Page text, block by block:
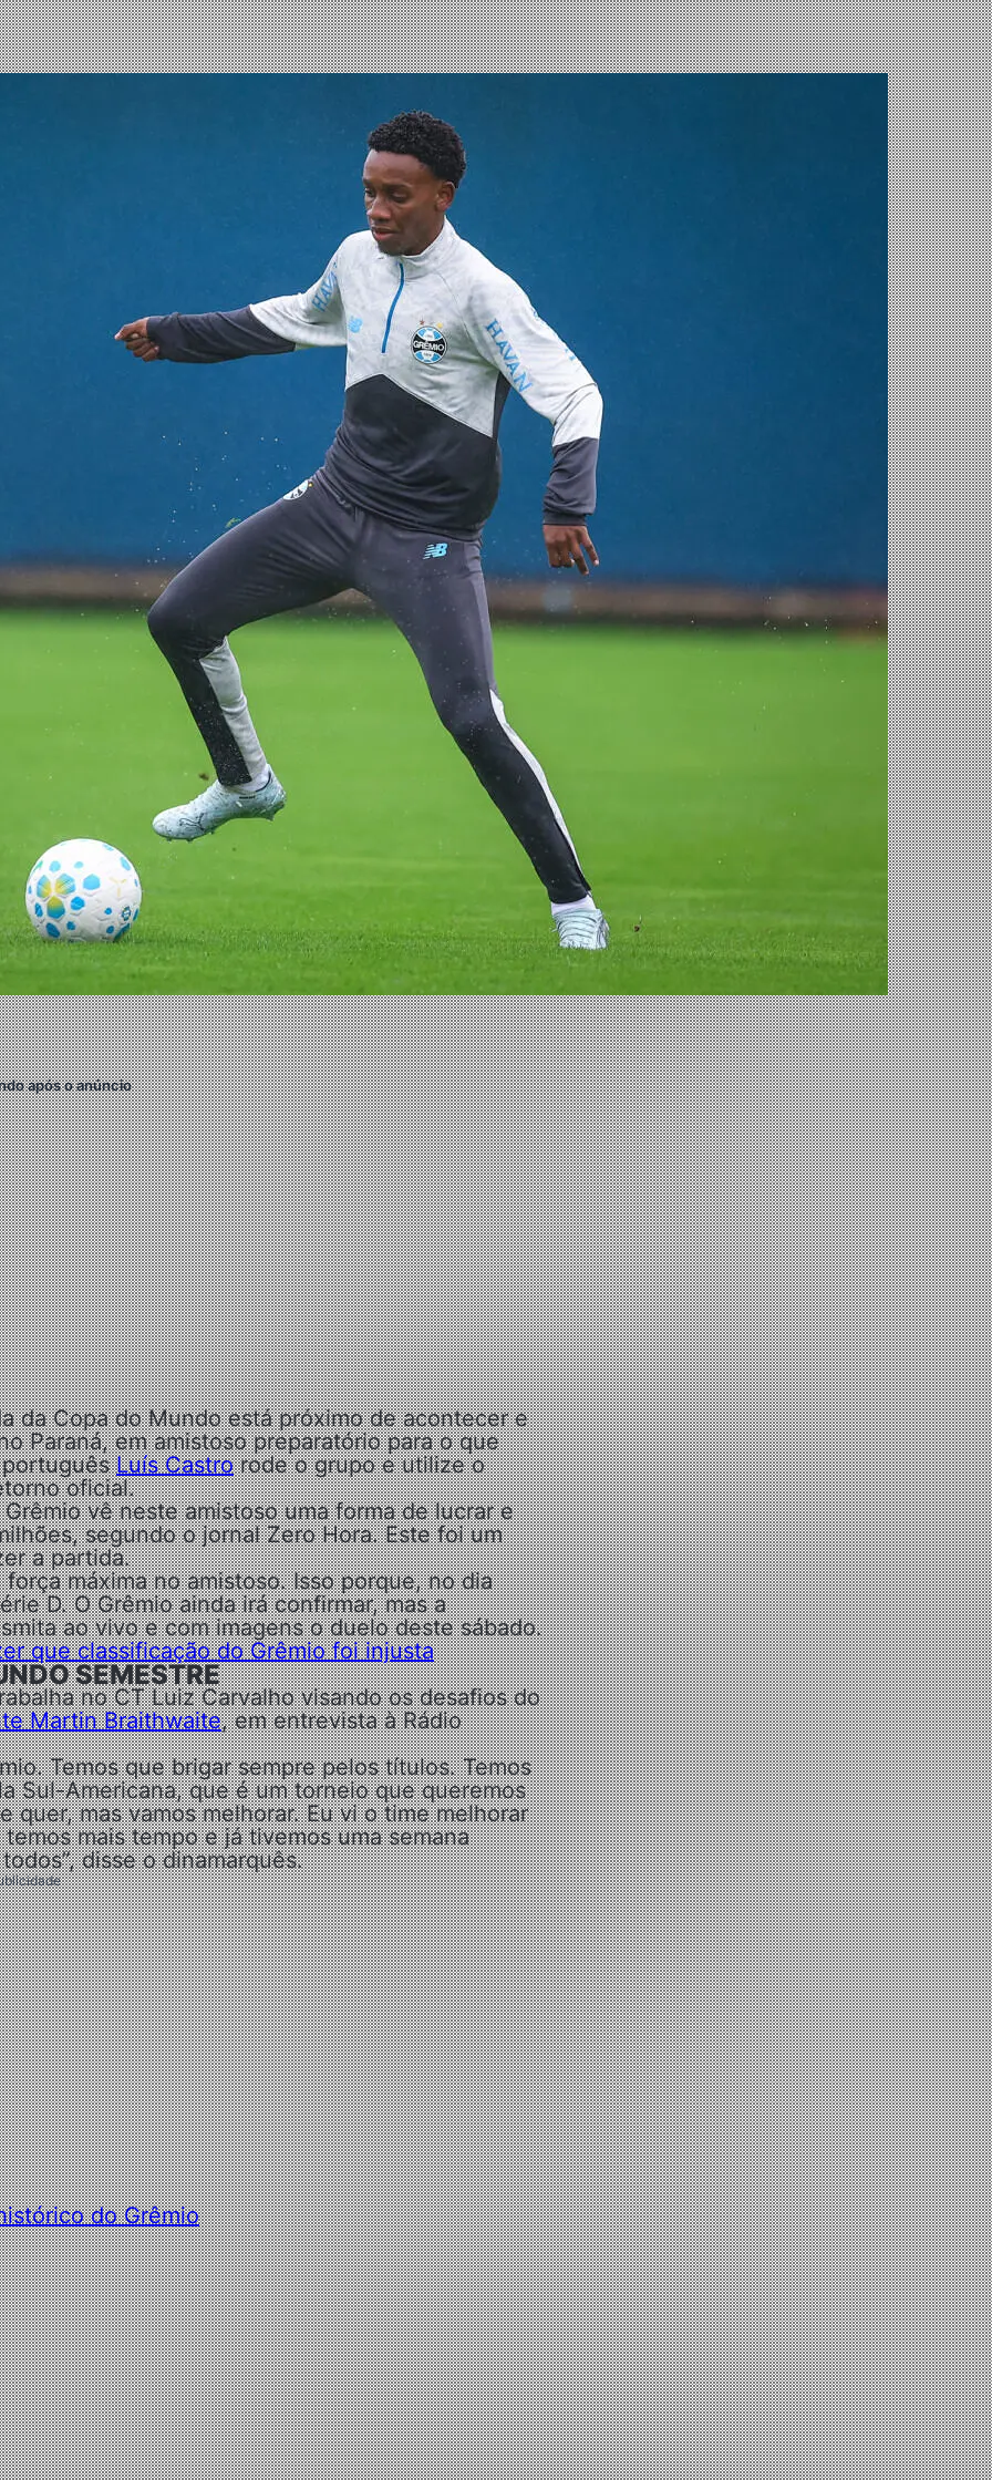
após o anúncio
da Copa do Mundo está próximo de acontecer e
Paraná, em amistoso preparatório para o que
portuguêsLuís Castrorode o grupo e utilize o
oficial.
vê neste amistoso uma forma de lucrar e
segundo o jornal Zero Hora. Este foi um
a partida.
máxima no amistoso. Isso porque, no dia
D. O Grêmio ainda irá confirmar, mas a
ao vivo e com imagens o duelo deste sábado.
que classificação do Grêmio foi injusta
SEMESTRE
no CT Luiz Carvalho visando os desafios do
Martin Braithwaite, em entrevista à Rádio
Temos que brigar sempre pelos títulos. Temos
Sul-Americana, que é um torneio que queremos
mas vamos melhorar. Eu vi o time melhorar
mais tempo e já tivemos uma semana
disse o dinamarquês.
do Grêmio